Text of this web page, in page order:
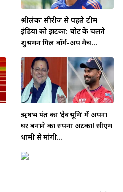
श्रीलंका सीरीज से पहले टीम
इंडिया को झटका: चोट के चलते
शुभमन गिल वॉर्म-अप मैच...
ऋषभ पंत का ‘देवभूमि’ में अपना
घर बनाने का सपना अटका! सीएम
धामी से मांगी...